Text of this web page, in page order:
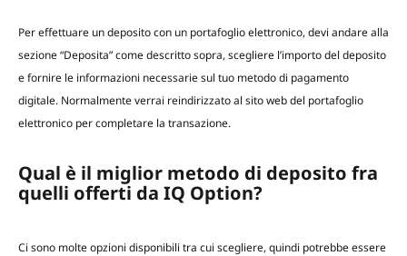
Per effettuare un deposito con un portafoglio elettronico, devi andare alla
sezione “Deposita” come descritto sopra, scegliere l’importo del deposito
e fornire le informazioni necessarie sul tuo metodo di pagamento
digitale. Normalmente verrai reindirizzato al sito web del portafoglio
elettronico per completare la transazione.
Qual è il miglior metodo di deposito fra
quelli offerti da IQ Option?
Ci sono molte opzioni disponibili tra cui scegliere, quindi potrebbe essere